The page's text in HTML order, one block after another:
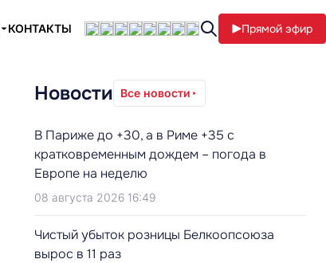
КОНТАКТЫ Прямой эфир
Новости Все новости
В Париже до +30, а в Риме +35 с
кратковременным дождем – погода в
Европе на неделю
08 августа 2026 16:49
Чистый убыток розницы Белкоопсоюза
вырос в 11 раз